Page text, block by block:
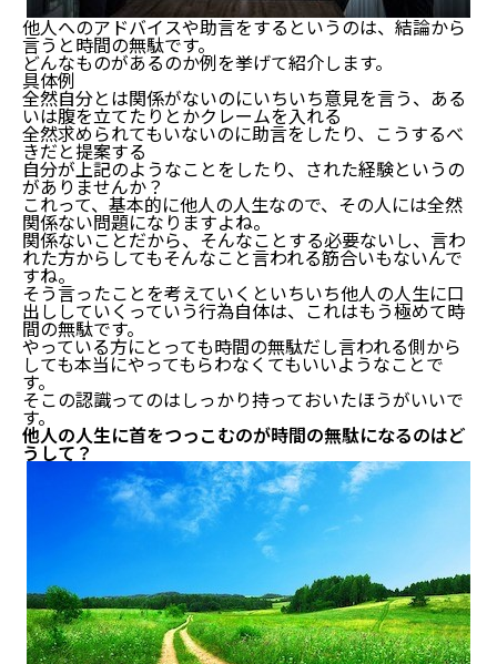
他人へのアドバイスや助言をするというのは、結論から
言うと時間の無駄です。
どんなものがあるのか例を挙げて紹介します。
具体例
全然自分とは関係がないのにいちいち意見を言う、ある
いは腹を立てたりとかクレームを入れる
全然求められてもいないのに助言をしたり、こうするべ
きだと提案する
自分が上記のようなことをしたり、された経験というの
がありませんか？
これって、基本的に他人の人生なので、その人には全然
関係ない問題になりますよね。
関係ないことだから、そんなことする必要ないし、言わ
れた方からしてもそんなこと言われる筋合いもないんで
すね。
そう言ったことを考えていくといちいち他人の人生に口
出ししていくっていう行為自体は、これはもう極めて時
間の無駄です。
やっている方にとっても時間の無駄だし言われる側から
しても本当にやってもらわなくてもいいようなことで
す。
そこの認識ってのはしっかり持っておいたほうがいいで
す。
他人の人生に首をつっこむのが時間の無駄になるのはど
うして？